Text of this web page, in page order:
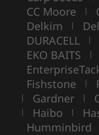
CC Moore |
Delkim |
DURACELL |
EKO BAITS |
Fishstone |
| Gardner |
| Haibo |
Humminbird